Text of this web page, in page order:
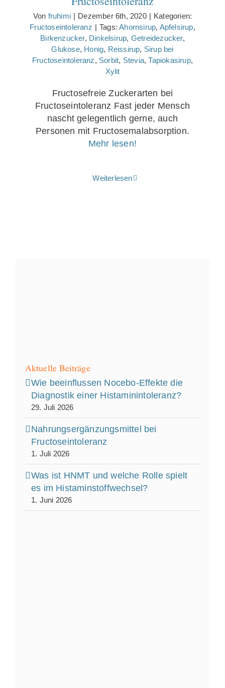
Von fruhimi | Dezember 6th, 2020 | Kategorien:
Fructoseintoleranz | Tags:Ahornsirup, Apfelsirup,
Birkenzucker, Dinkelsirup, Getreidezucker,
Glukose, Honig, Reissirup, Sirup bei
Fructoseintoleranz, Sorbit, Stevia,Tapiokasirup,
Xylit
Fructosefreie Zuckerarten bei
Fructoseintoleranz Fast jeder Mensch
nascht gelegentlich gerne, auch
Personen mit Fructosemalabsorption.
Mehr lesen!
Weiterlesen
Aktuelle Beiträge
Wie beeinflussen Nocebo‑Effekte die
Diagnostik einer Histaminintoleranz?
29. Juli 2026
Nahrungsergänzungsmittel bei
Fructoseintoleranz
1. Juli 2026
Was ist HNMT und welche Rolle spielt
es im Histaminstoffwechsel?
1. Juni 2026